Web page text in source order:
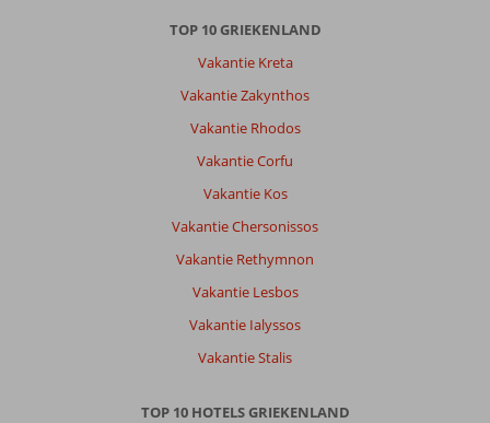
TOP 10 GRIEKENLAND
Vakantie Kreta
Vakantie Zakynthos
Vakantie Rhodos
Vakantie Corfu
Vakantie Kos
Vakantie Chersonissos
Vakantie Rethymnon
Vakantie Lesbos
Vakantie Ialyssos
Vakantie Stalis
TOP 10 HOTELS GRIEKENLAND